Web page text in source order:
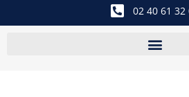
02 40 61 32